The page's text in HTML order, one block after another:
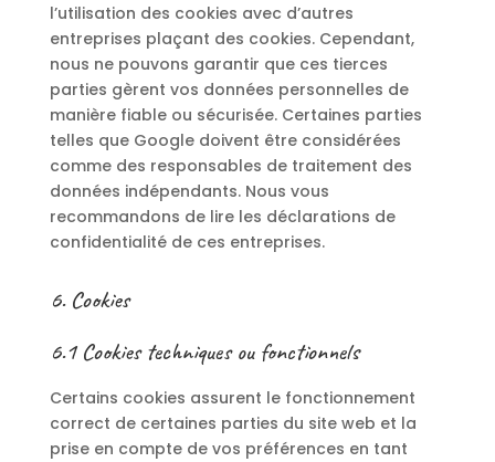
l’utilisation des cookies avec d’autres
entreprises plaçant des cookies. Cependant,
nous ne pouvons garantir que ces tierces
parties gèrent vos données personnelles de
manière fiable ou sécurisée. Certaines parties
telles que Google doivent être considérées
comme des responsables de traitement des
données indépendants. Nous vous
recommandons de lire les déclarations de
confidentialité de ces entreprises.
6. Cookies
6.1 Cookies techniques ou fonctionnels
Certains cookies assurent le fonctionnement
correct de certaines parties du site web et la
prise en compte de vos préférences en tant